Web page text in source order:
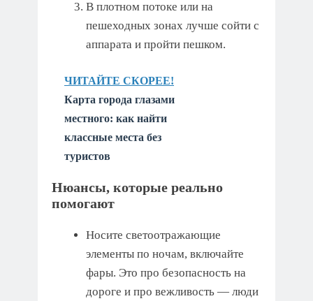
В плотном потоке или на
пешеходных зонах лучше сойти с
аппарата и пройти пешком.
ЧИТАЙТЕ СКОРЕЕ!
Карта города глазами
местного: как найти
классные места без
туристов
Нюансы, которые реально
помогают
Носите светоотражающие
элементы по ночам, включайте
фары. Это про безопасность на
дороге и про вежливость — люди